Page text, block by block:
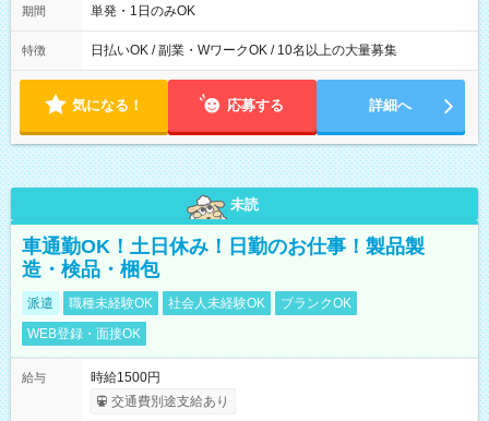
期間 単発・1日のみOK
特徴 日払いOK / 副業・WワークOK / 10名以上の大量募集
気になる！ 応募する 詳細へ
未読
車通勤OK！土日休み！日勤のお仕事！製品製
造・検品・梱包
派遣 職種未経験OK 社会人未経験OK
ブランクOK
WEB登録・面接OK
給与
時給1500円
交通費別途支給あり